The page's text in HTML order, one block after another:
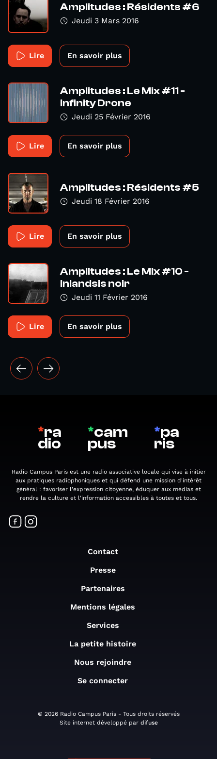
Amplitudes : Résidents #6
Jeudi 3 Mars 2016
Lire En savoir plus
Amplitudes : Le Mix #11 -
Infinity Drone
Jeudi 25 Février 2016
Lire En savoir plus
Amplitudes : Résidents #5
Jeudi 18 Février 2016
Lire En savoir plus
Amplitudes : Le Mix #10 -
Inlandsis noir
Jeudi 11 Février 2016
Lire En savoir plus
*ra
dio
*cam
pus
*pa
ris
Radio Campus Paris est une radio associative locale qui vise à initier
aux pratiques radiophoniques et qui défend une mission d'intérêt
général : favoriser l'expression citoyenne, éduquer aux médias et
rendre la culture et l'information accessibles à toutes et tous.
Contact
Presse
Partenaires
Mentions légales
Services
La petite histoire
Nous rejoindre
Se connecter
© 2026 Radio Campus Paris - Tous droits réservés
Site internet développé par difuse